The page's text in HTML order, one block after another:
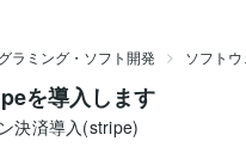
ラミング・ソフト開発 ソフト
を導入します
決済導入(stripe)